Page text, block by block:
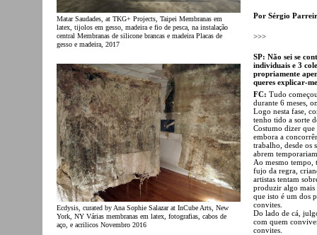
Matar Saudades, at TKG+ Projects, Taipei Membranas em
latex, tijolos em gesso, madeira e fio de pesca, na instalação
central Membranas de silicone brancas e madeira Placas de
gesso e madeira, 2017
Ecdysis, curated by Ana Sophie Salazar at InCube Arts, New
York, NY Várias membranas em latex, fotografias, cabos de
aço, e acrilicos Novembro 2016
Por Sérgio
>>>
SP: Não sei se
individuais e 3
propriamente
queres explicar-
FC: Tudo
durante 6 meses,
Logo nesta fase,
tenho tido a sorte
Costumo dizer
embora a
trabalho, desde os
abrem
Ao mesmo tempo,
fujo da regra,
artistas tentam
produzir algo mais
que isto é um dos
convites.
Do lado de cá,
com quem
convites.